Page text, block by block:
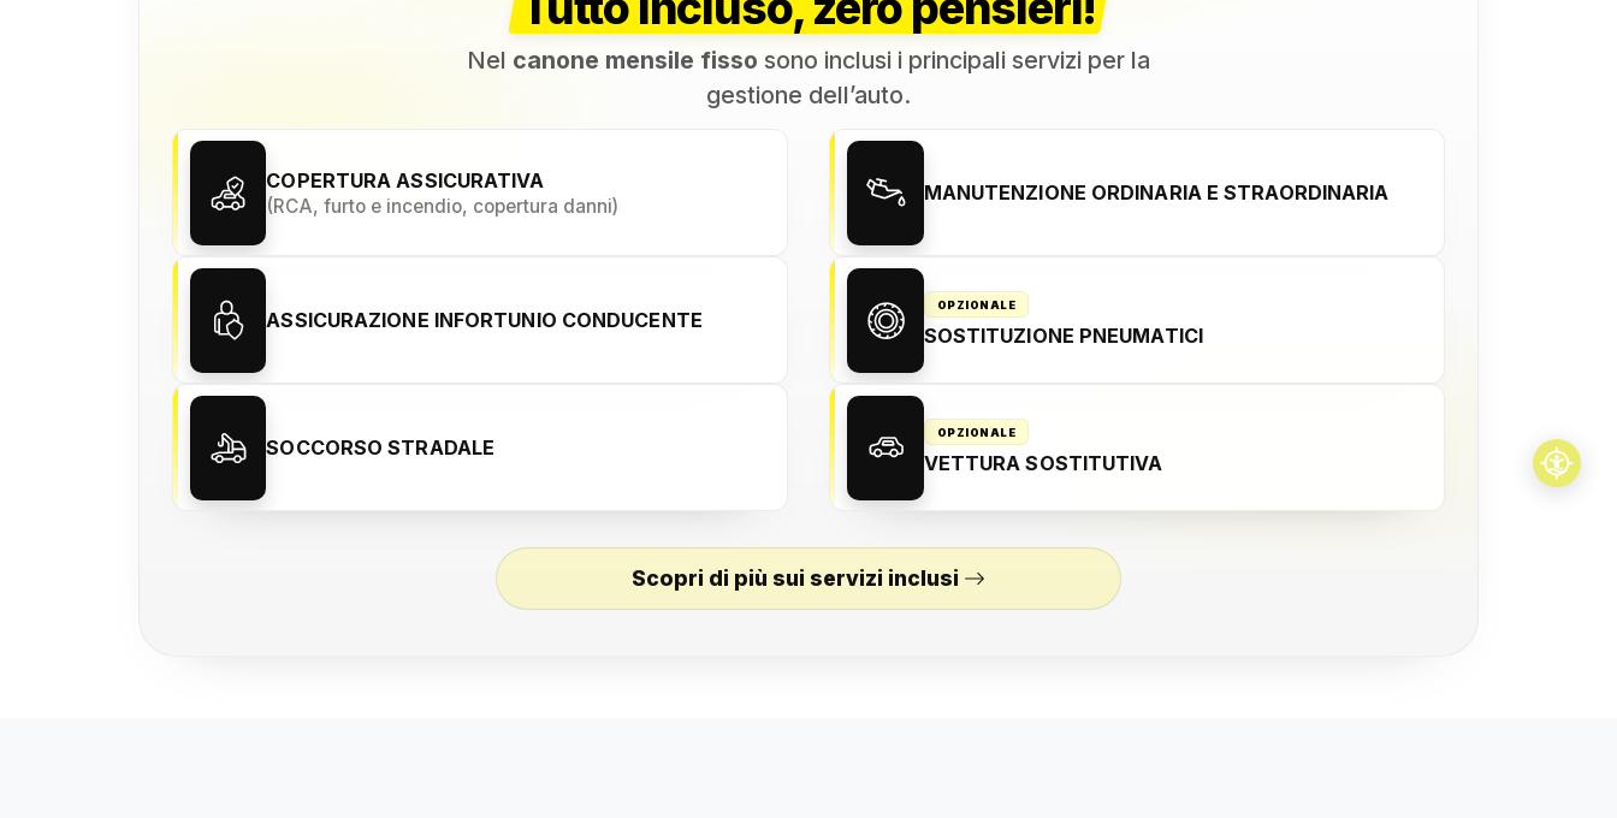
Nel canone mensile fisso sono inclusi i principali servizi per la
gestione dell’auto.
COPERTURA ASSICURATIVA
(RCA, furto e incendio, copertura danni)
ASSICURAZIONE INFORTUNIO CONDUCENTE
SOCCORSO STRADALE
MANUTENZIONE ORDINARIA E STRAORDINARIA
OPZIONALE
SOSTITUZIONE PNEUMATICI
OPZIONALE
VETTURA SOSTITUTIVA
Scopri di più sui servizi inclusi